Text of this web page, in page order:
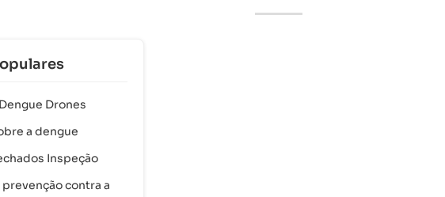
Drones
a dengue
Inspeção
contra a